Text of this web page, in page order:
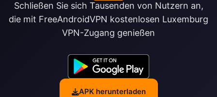
Schließen Sie sich Tausenden von Nutzern an,
die mit FreeAndroidVPN kostenlosen Luxemburg
VPN-Zugang genießen
APK herunterladen